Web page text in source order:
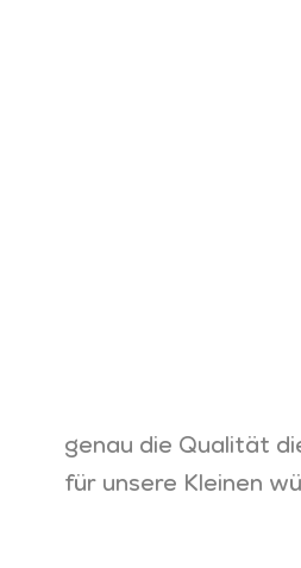
genau die Qualität
für unsere Kleinen